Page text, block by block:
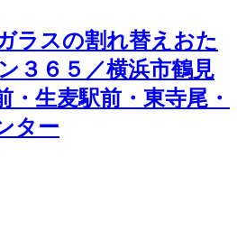
ラスの割れ替えおた
３６５／横浜市鶴見
・生麦駅前・東寺尾・
ター